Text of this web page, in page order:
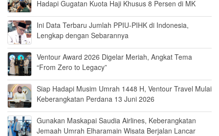
Hadapi Gugatan Kuota Haji Khusus 8 Persen di MK
Ini Data Terbaru Jumlah PPIU-PIHK di Indonesia,
Lengkap dengan Sebarannya
Ventour Award 2026 Digelar Meriah, Angkat Tema
“From Zero to Legacy”
Siap Hadapi Musim Umrah 1448 H, Ventour Travel Mulai
Keberangkatan Perdana 13 Juni 2026
Gunakan Maskapai Saudia Airlines, Keberangkatan
Jemaah Umrah Elharamain Wisata Berjalan Lancar